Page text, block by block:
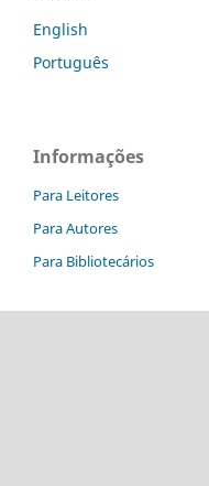
English
Português
Informações
Para Leitores
Para Autores
Para Bibliotecários